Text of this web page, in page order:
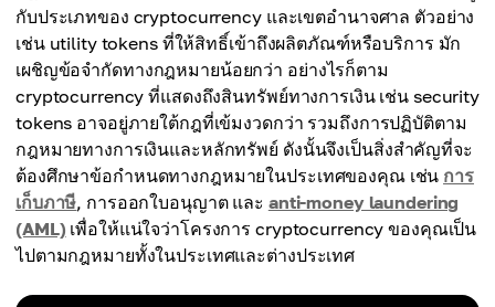
กับประเภทของ cryptocurrency และเขตอำนาจศาล ตัวอย่าง
เช่น utility tokens ที่ให้สิทธิ์เข้าถึงผลิตภัณฑ์หรือบริการ มัก
เผชิญข้อจำกัดทางกฎหมายน้อยกว่า อย่างไรก็ตาม
cryptocurrency ที่แสดงถึงสินทรัพย์ทางการเงิน เช่น security
tokens อาจอยู่ภายใต้กฎที่เข้มงวดกว่า รวมถึงการปฏิบัติตาม
กฎหมายทางการเงินและหลักทรัพย์ ดังนั้นจึงเป็นสิ่งสำคัญที่จะ
ต้องศึกษาข้อกำหนดทางกฎหมายในประเทศของคุณ เช่น การ
เก็บภาษี, การออกใบอนุญาต และ anti-money laundering
(AML) เพื่อให้แน่ใจว่าโครงการ cryptocurrency ของคุณเป็น
ไปตามกฎหมายทั้งในประเทศและต่างประเทศ